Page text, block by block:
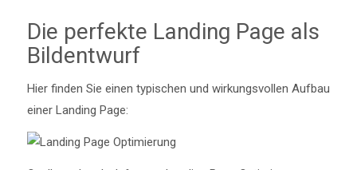
Die perfekte Landing Page als
Bildentwurf
Hier finden Sie einen typischen und wirkungsvollen Aufbau
einer Landing Page: